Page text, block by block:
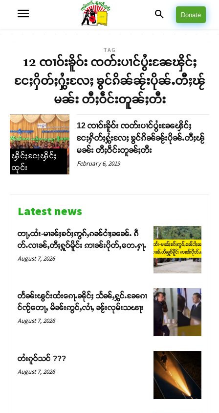
တႃႇႁႂ်ႈသဵင်ၵၢင်ၸႂ်ၵူၼ်းမိူင်း ၵူႈတီႈၵူႈလႅၼ်ပေႃးတေၸွ
Donate
TAG
12 ၸၢဝ်းၶိူဝ်း ၸတ်းပၢင်ပွႆးၼႄၾိင်ႈ
ငႄႈႁိတ်ႈႁွႆးလႄႈ ၶွင်ၵိၼ်ၼႂ်းပိုၼ်ႉတီႈၽႂ်
မၼ်း တီႈဝဵင်းတူၼ်ႈတီး
ၾိင်ႈငႄႈၾိင်ႈ
ထုင်း
12 ၸၢဝ်းၶိူဝ်း ၸတ်းပၢင်ပွႆးၼႄၾိင်ႈ
ငႄႈႁိတ်ႈႁွႆးလႄႈ ၶွင်ၵိၼ်ၼႂ်းပိုၼ်ႉတီႈၽႂ်
မၼ်း တီႈဝဵင်းတူၼ်ႈတီး
February 6, 2019
Latest news
တႃႇထႆး-မၢၼ်ႈၶဝ်ႈဢွၵ်ႇၵၼ်ငၢႆႈၼၼ်ႉ ၵဵ
တ်ႉလၢၼ်ႇတီႈႁူဝ်မိူင်း ဢၢၼ်းပိုတ်ႇတေႉႁႃႉ
August 7, 2026
တႅၼ်းၽွင်းထႆးၵေႃႉၼိုင်ႈ သႅၼ်ႇႁွင်ႉၼႄၵၢ
င်ၸႂ်တေႃႇ မိၼ်းဢွင်ႇလၢႆႇ ၼႂ်းလုမ်းသၽႃး
August 7, 2026
တႆးၵူဝ်သင် ???
August 7, 2026